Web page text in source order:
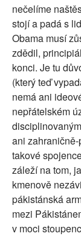
nečelíme
stojí a padá s
Obama musí
zdědil,
konci. Je tu
(který teď
nemá ani
nepřátelském
ani
takové
záleží na tom,
kmenově
pákistánská
mezi
v moci